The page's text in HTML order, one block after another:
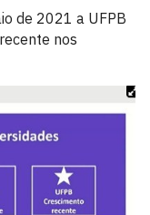
de 2021 a UFPB
nos